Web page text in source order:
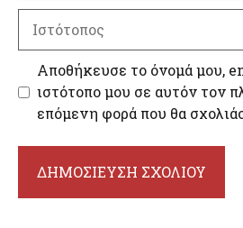
Αποθήκευσε το όνομά μου,
ιστότοπο μου σε αυτόν τον
επόμενη φορά που θα